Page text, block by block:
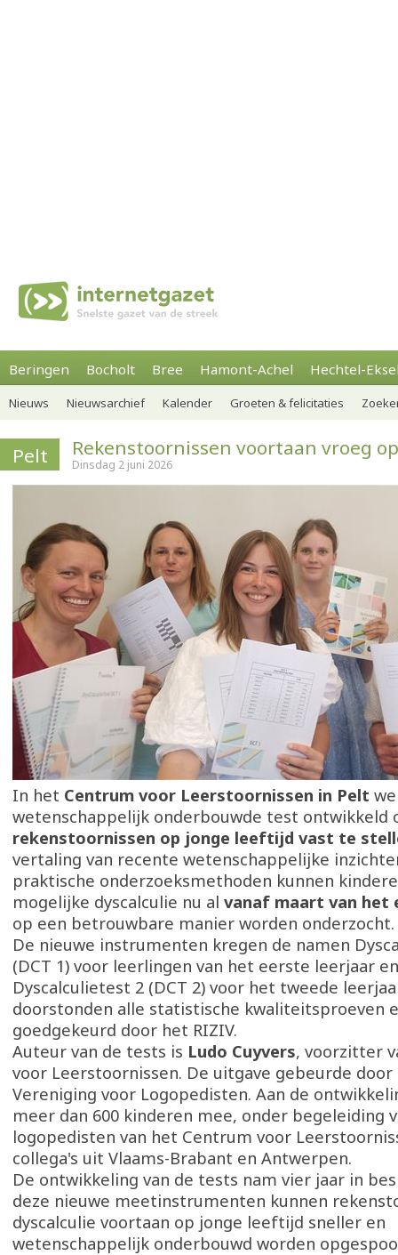
Beringen Bocholt Bree Hamont-Achel Hechtel-
Nieuws Nieuwsarchief Kalender Groeten & felicitaties
Pelt Rekenstoornissen voortaan vroeg
Dinsdag 2 juni 2026
In het Centrum voor Leerstoornissen in Pelt
wetenschappelijk onderbouwde test ontwikkeld
rekenstoornissen op jonge leeftijd vast te
vertaling van recente wetenschappelijke
praktische onderzoeksmethoden kunnen
mogelijke dyscalculie nu al vanaf maart van het
op een betrouwbare manier worden onderzocht.
De nieuwe instrumenten kregen de namen
(DCT 1) voor leerlingen van het eerste leerjaar en
Dyscalculietest 2 (DCT 2) voor het tweede
doorstonden alle statistische kwaliteitsproeven
goedgekeurd door het RIZIV.
Auteur van de tests is Ludo Cuyvers, voorzitter
voor Leerstoornissen. De uitgave gebeurde door
Vereniging voor Logopedisten. Aan de
meer dan 600 kinderen mee, onder begeleiding
logopedisten van het Centrum voor
collega's uit Vlaams-Brabant en Antwerpen.
De ontwikkeling van de tests nam vier jaar in
deze nieuwe meetinstrumenten kunnen
dyscalculie voortaan op jonge leeftijd sneller en
wetenschappelijk onderbouwd worden